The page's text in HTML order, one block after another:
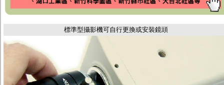
防護罩及支架
多路攝影機單軸傳輸
監聽器.麥克風
視訊轉換設備
雙絞線傳輸器
雜訊改善器
分配放大器
網路線用水晶頭
標準型攝影機可自行更換或安裝鏡頭